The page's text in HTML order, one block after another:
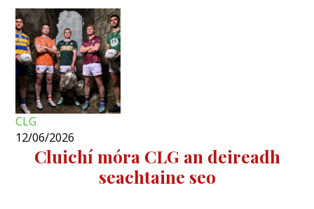
CLG
12/06/2026
Cluichí móra CLG an deireadh
seachtaine seo